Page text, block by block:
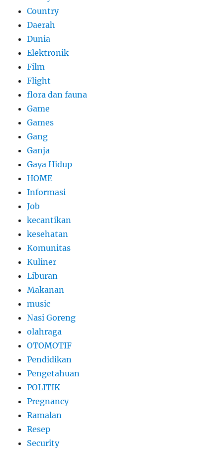
Country
Daerah
Dunia
Elektronik
Film
Flight
flora dan fauna
Game
Games
Gang
Ganja
Gaya Hidup
HOME
Informasi
Job
kecantikan
kesehatan
Komunitas
Kuliner
Liburan
Makanan
music
Nasi Goreng
olahraga
OTOMOTIF
Pendidikan
Pengetahuan
POLITIK
Pregnancy
Ramalan
Resep
Security